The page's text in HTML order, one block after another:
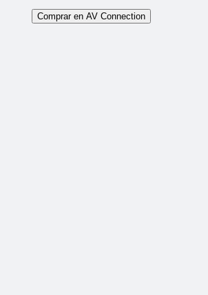
Comprar en AV Connection